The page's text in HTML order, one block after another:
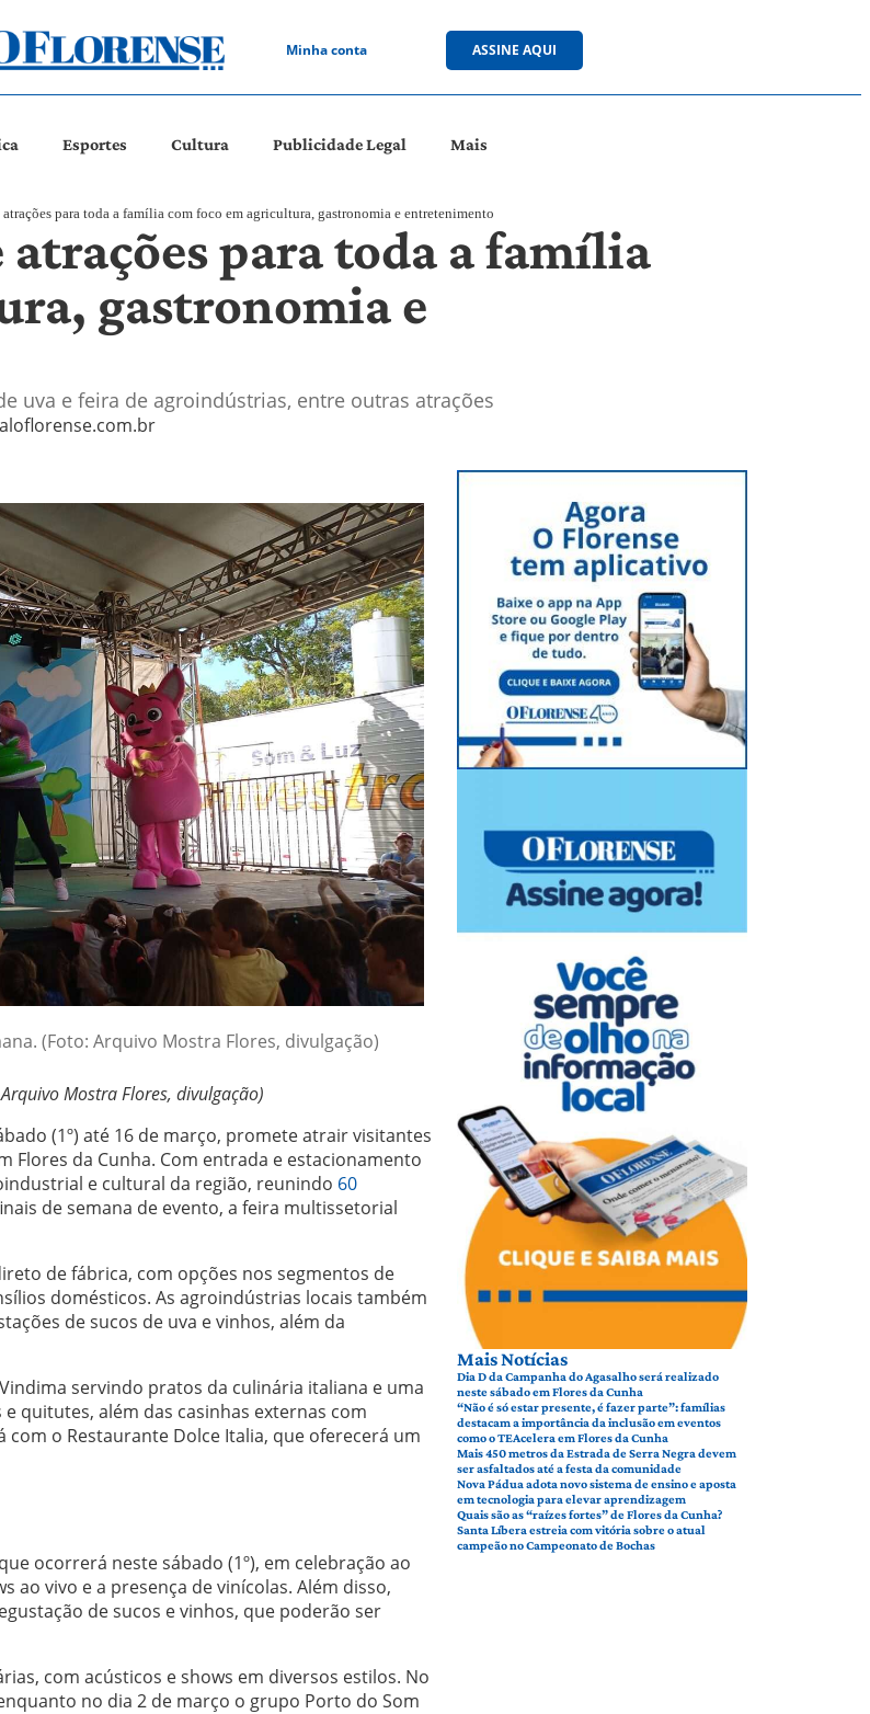
Minha conta ASSINE AQUI
Esportes Cultura Publicidade Legal Mais
para toda a família com foco em agricultura, gastronomia e entretenimento
para toda a família
gastronomia e
uva e feira de agroindústrias, entre outras atrações
(Foto: Arquivo Mostra Flores, divulgação)
Mostra Flores, divulgação)
(1º) até 16 de março, promete atrair visitantes
Flores da Cunha. Com entrada e estacionamento
e cultural da região, reunindo 60
de semana de evento, a feira multissetorial
de fábrica, com opções nos segmentos de
domésticos. As agroindústrias locais também
de sucos de uva e vinhos, além da
servindo pratos da culinária italiana e uma
quitutes, além das casinhas externas com
o Restaurante Dolce Italia, que oferecerá um
ocorrerá neste sábado (1º), em celebração ao
ao vivo e a presença de vinícolas. Além disso,
de sucos e vinhos, que poderão ser
com acústicos e shows em diversos estilos. No
no dia 2 de março o grupo Porto do Som
Mais Notícias
Dia D da Campanha do Agasalho será realizado
neste sábado em Flores da Cunha
“Não é só estar presente, é fazer parte”: famílias
destacam a importância da inclusão em eventos
como o TEAcelera em Flores da Cunha
Mais 450 metros da Estrada de Serra Negra devem
ser asfaltados até a festa da comunidade
Nova Pádua adota novo sistema de ensino e aposta
em tecnologia para elevar aprendizagem
Quais são as “raízes fortes” de Flores da Cunha?
Santa Líbera estreia com vitória sobre o atual
campeão no Campeonato de Bochas